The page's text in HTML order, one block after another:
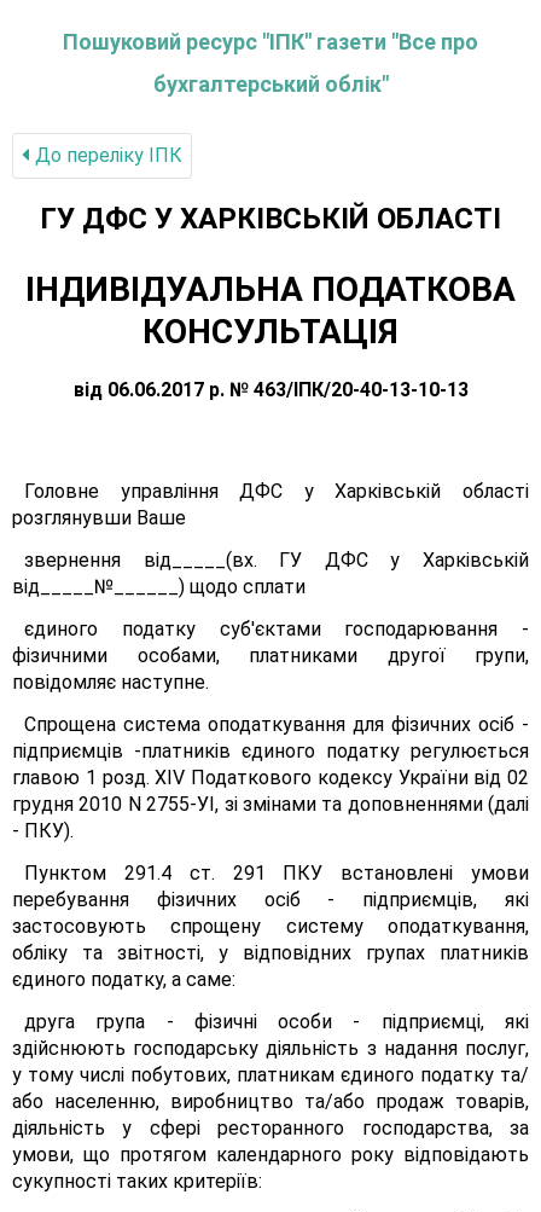
Пошуковий ресурс "ІПК" газети "Все про
бухгалтерський облік"
До переліку IПК
ГУ ДФС У ХАРКIВСЬКIЙ ОБЛАСТI
ІНДИВІДУАЛЬНА ПОДАТКОВА
КОНСУЛЬТАЦІЯ
від 06.06.2017 р. № 463/ІПК/20-40-13-10-13
Головне управління ДФС у Харківській області
розглянувши Ваше
звернення від_____(вх. ГУ ДФС у Харківській
від_____№______) щодо сплати
єдиного податку суб'єктами господарювання -
фізичними особами, платниками другої групи,
повідомляє наступне.
Спрощена система оподаткування для фізичних осіб -
підприємців -платників єдиного податку регулюється
главою 1 розд. XIV Податкового кодексу України від 02
грудня 2010 N 2755-УІ, зі змінами та доповненнями (далі
- ПКУ).
Пунктом 291.4 ст. 291 ПКУ встановлені умови
перебування фізичних осіб - підприємців, які
застосовують спрощену систему оподаткування,
обліку та звітності, у відповідних групах платників
єдиного податку, а саме:
друга група - фізичні особи - підприємці, які
здійснюють господарську діяльність з надання послуг,
у тому числі побутових, платникам єдиного податку та/
або населенню, виробництво та/або продаж товарів,
діяльність у сфері ресторанного господарства, за
умови, що протягом календарного року відповідають
сукупності таких критеріїв: